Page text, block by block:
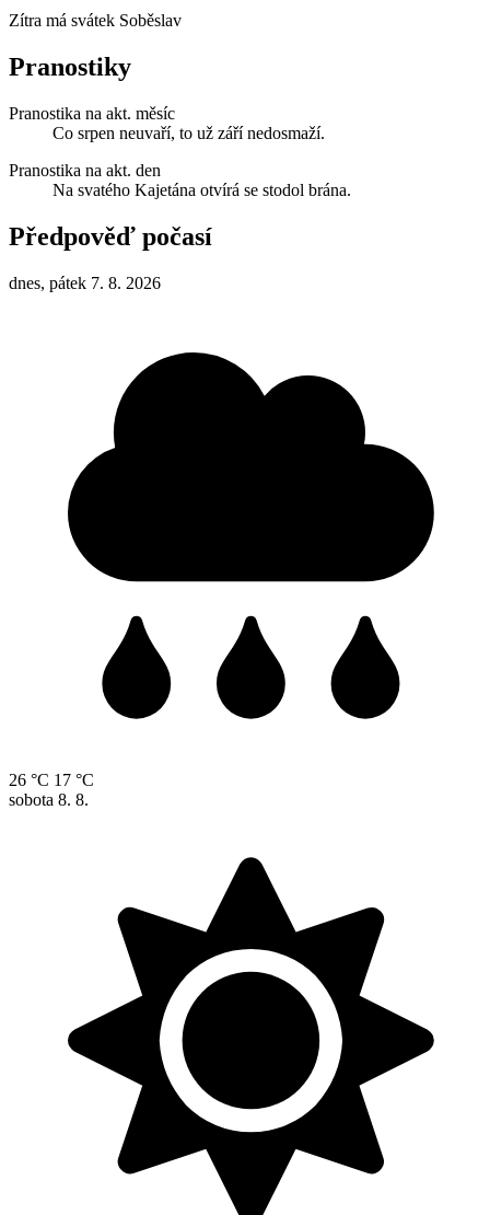
Zítra má svátek Soběslav
Pranostiky
Pranostika na akt. měsíc
Co srpen neuvaří, to už září nedosmaží.
Pranostika na akt. den
Na svatého Kajetána otvírá se stodol brána.
Předpověď počasí
dnes, pátek 7. 8. 2026
26 °C 17 °C
sobota 8. 8.